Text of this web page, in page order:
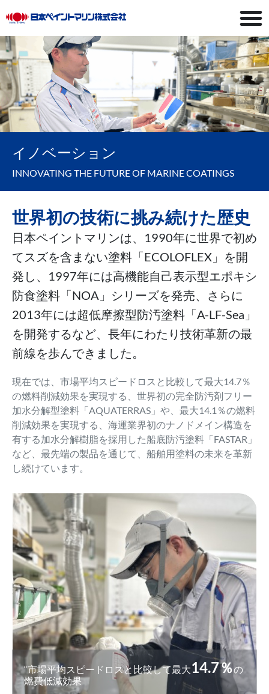
イノベーション
INNOVATING THE FUTURE OF MARINE COATINGS
世界初の技術に挑み続けた歴史
日本ペイントマリンは、1990年に世界で初め
てスズを含まない塗料「ECOLOFLEX」を開
発し、1997年には高機能自己表示型エポキシ
防食塗料「NOA」シリーズを発売、さらに
2013年には超低摩擦型防汚塗料「A-LF-Sea」
を開発するなど、長年にわたり技術革新の最
前線を歩んできました。
現在では、市場平均スピードロスと比較して最大14.7％
の燃料削減効果を実現する、世界初の完全防汚剤フリー
加水分解型塗料「AQUATERRAS」や、最大14.1％の燃料
削減効果を実現する、海運業界初のナノドメイン構造を
有する加水分解樹脂を採用した船底防汚塗料「FASTAR」
など、最先端の製品を通じて、船舶用塗料の未来を革新
し続けています。
“市場平均スピードロスと比較して最大14.7％の
燃費低減効果